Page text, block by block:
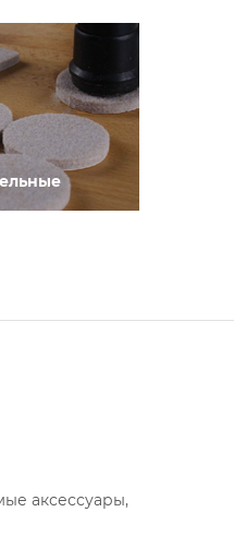
аксессуары,